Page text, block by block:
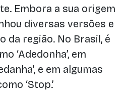
Embora a sua origem
diversas versões e
da região. No Brasil, é
‘Adedonha’, em
e em algumas
‘Stop.’